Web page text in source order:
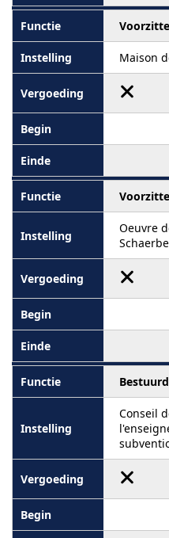
Maison
Oeuvre
Conseil